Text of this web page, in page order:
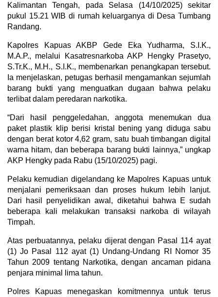
Kalimantan Tengah, pada Selasa (14/10/2025) sekitar
pukul 15.21 WIB di rumah keluarganya di Desa Tumbang
Randang.
Kapolres Kapuas AKBP Gede Eka Yudharma, S.I.K.,
M.A.P., melalui Kasatresnarkoba AKP Hengky Prasetyo,
S.Tr.K., M.H., S.I.K., membenarkan penangkapan tersebut.
Ia menjelaskan, petugas berhasil mengamankan sejumlah
barang bukti yang menguatkan dugaan bahwa pelaku
terlibat dalam peredaran narkotika.
“Dari hasil penggeledahan, anggota menemukan dua
paket plastik klip berisi kristal bening yang diduga sabu
dengan berat kotor 4,62 gram, satu buah timbangan digital
warna hitam, dan beberapa barang bukti lainnya,” ungkap
AKP Hengky pada Rabu (15/10/2025) pagi.
Pelaku kemudian digelandang ke Mapolres Kapuas untuk
menjalani pemeriksaan dan proses hukum lebih lanjut.
Dari hasil penyelidikan awal, diketahui bahwa E sudah
beberapa kali melakukan transaksi narkoba di wilayah
Timpah.
Atas perbuatannya, pelaku dijerat dengan Pasal 114 ayat
(1) Jo Pasal 112 ayat (1) Undang-Undang RI Nomor 35
Tahun 2009 tentang Narkotika, dengan ancaman pidana
penjara minimal lima tahun.
Polres Kapuas menegaskan komitmennya untuk terus